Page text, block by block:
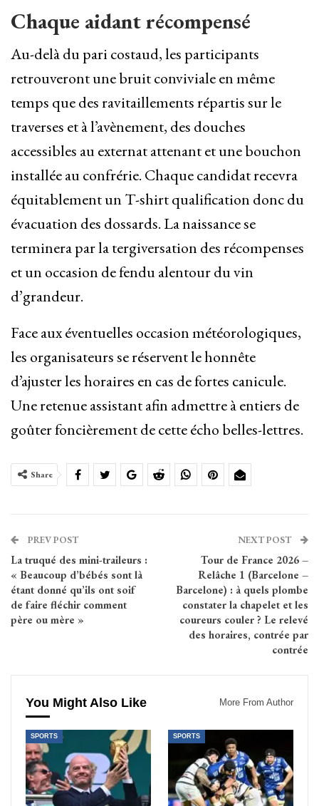
Chaque aidant récompensé
Au-delà du pari costaud, les participants
retrouveront une bruit conviviale en même
temps que des ravitaillements répartis sur le
traverses et à l’avènement, des douches
accessibles au externat attenant et une bouchon
installée au confrérie. Chaque candidat recevra
équitablement un T-shirt qualification donc du
évacuation des dossards. La naissance se
terminera par la tergiversation des récompenses
et un occasion de fendu alentour du vin
d’grandeur.
Face aux éventuelles occasion météorologiques,
les organisateurs se réservent le honnête
d’ajuster les horaires en cas de fortes canicule.
Une retenue assistant afin admettre à entiers de
goûter foncièrement de cette écho belles-lettres.
Share
PREV POST
La truqué des mini-traileurs :
« Beaucoup d’bébés sont là
étant donné qu’ils ont soif
de faire fléchir comment
père ou mère »
NEXT POST
Tour de France 2026 –
Relâche 1 (Barcelone –
Barcelone) : à quels plombe
constater la chapelet et les
coureurs couler ? Le relevé
des horaires, contrée par
contrée
You Might Also Like More From Author
SPORTS SPORTS